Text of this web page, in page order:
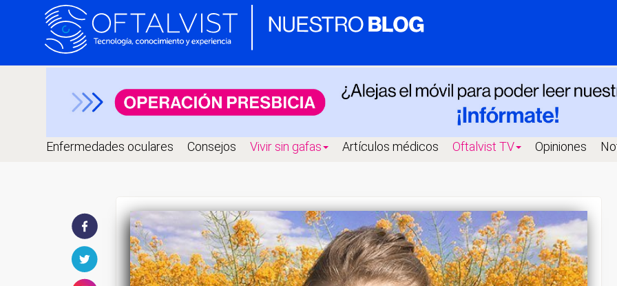
Enfermedades oculares Consejos Vivir sin gafas Artículos médicos Oftalvist TV Opiniones